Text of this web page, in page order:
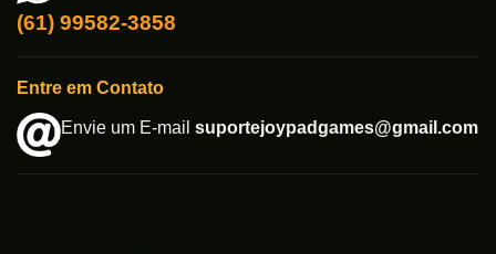
(61) 99582-3858
Entre em Contato
Envie um E-mail suportejoypadgames@gmail.com